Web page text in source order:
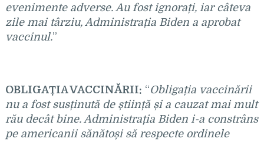
evenimente adverse. Au fost ignorați, iar câteva
zile mai târziu, Administrația Biden a aprobat
vaccinul.”
OBLIGAȚIA VACCINĂRII: “Obligația vaccinării
nu a fost susținută de știință și a cauzat mai mult
rău decât bine. Administrația Biden i-a constrâns
pe americanii sănătoși să respecte ordinele